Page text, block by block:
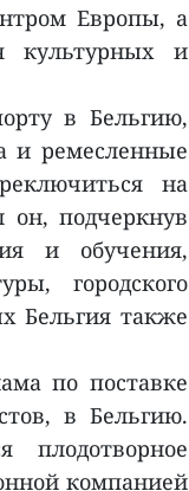
Европы, а
культурных и
в Бельгию,
и ремесленные
на
он, подчеркнув
и обучения,
городского
Бельгия также
по поставке
в Бельгию.
плодотворное
компанией